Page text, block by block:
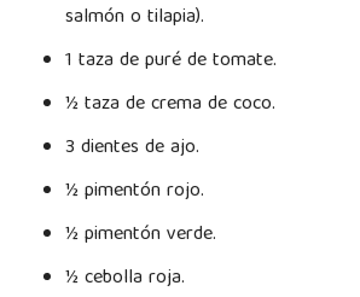
salmón o tilapia).
1 taza de puré de tomate.
½ taza de crema de coco.
3 dientes de ajo.
½ pimentón rojo.
½ pimentón verde.
½ cebolla roja.